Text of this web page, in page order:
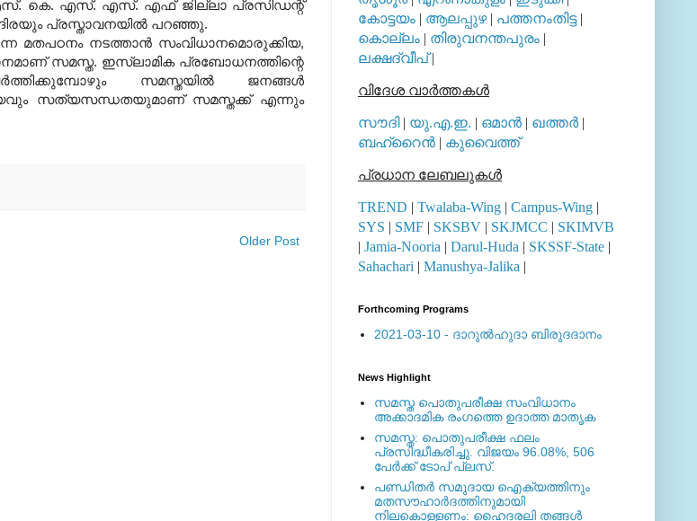
എസ്. കെ. എസ്. എസ്. എഫ് ജില്ലാ പ്രസിഡന്റ്
പ്രസ്താവനയില്‍ പറഞ്ഞു.
മതപഠനം നടത്താന്‍ സംവിധാനമൊരുക്കിയ,
സമസ്ത. ഇസ്ലാമിക പ്രബോധനത്തിന്റെ
സമസ്തയില്‍ ജനങ്ങള്‍
സത്യസന്ധതയുമാണ് സമസ്തക്ക് എന്നും
Older Post
കോട്ടയം | ആലപ്പുഴ| പത്തനംതിട്ട|
കൊല്ലം | തിരുവനന്തപുരം |
ലക്ഷദ്വീപ്|
വിദേശ വാര്‍ത്തകള്‍
സൗദി| യു.എ.ഇ. | ഒമാന്‍ | ഖത്തര്‍|
ബഹ്റൈന്‍ | കുവൈത്ത്
പ്രധാന ലേബലുകള്‍
TREND | Twalaba-Wing | Campus-Wing |
SYS | SMF | SKSBV | SKJMCC | SKIMVB
| Jamia-Nooria | Darul-Huda | SKSSF-State |
Sahachari | Manushya-Jalika |
Forthcoming Programs
2021-03-10 - ദാറുല്‍ഹുദാ ബിരുദദാനം
News Highlight
സമസ്ത പൊതുപരീക്ഷ സംവിധാനം
അക്കാദമിക രംഗത്തെ ഉദാത്ത മാതൃക
സമസ്ത: പൊതുപരീക്ഷ ഫലം
പ്രസിദ്ധീകരിച്ചു. വിജയം 96.08%, 506
പേര്‍ക്ക് ടോപ് പ്ലസ്.
പണ്ഡിതര്‍ സമുദായ ഐക്യത്തിനും
മതസൗഹാര്‍ദത്തിനുമായി
നിലകൊള്ളണം: ഹൈദരലി തങ്ങള്‍